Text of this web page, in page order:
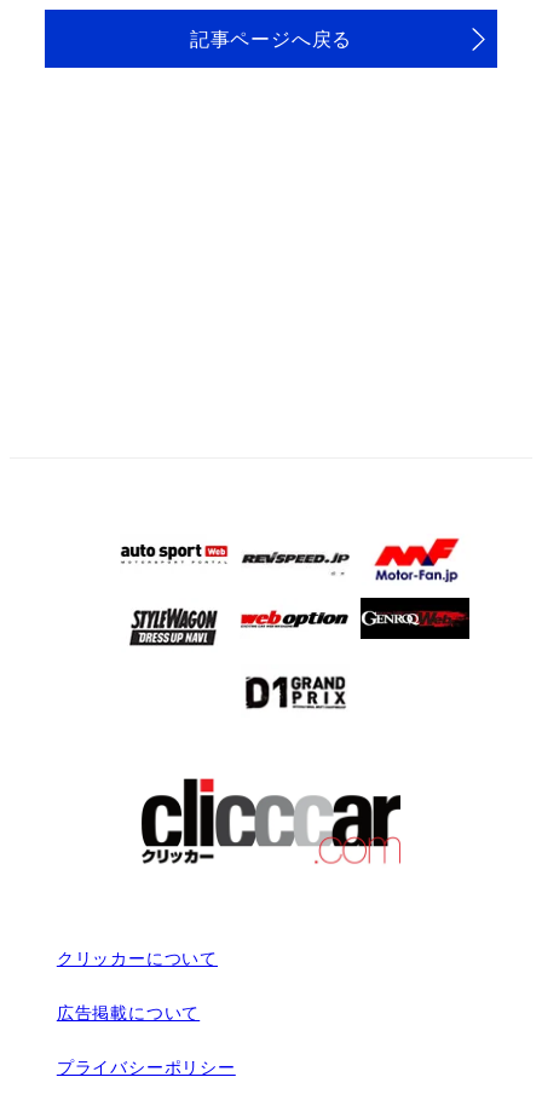
記事ページへ戻る
クリッカーについて
広告掲載について
プライバシーポリシー